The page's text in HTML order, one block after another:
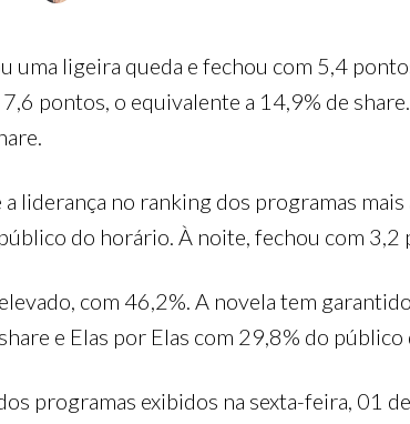
ligeira queda e fechou com 5,4
pontos, o equivalente a 14,9% de
liderança no ranking dos programas
do horário. À noite, fechou com 3,2
com 46,2%. A novela tem
e Elas por Elas com 29,8% do
programas exibidos na sexta-feira, 01